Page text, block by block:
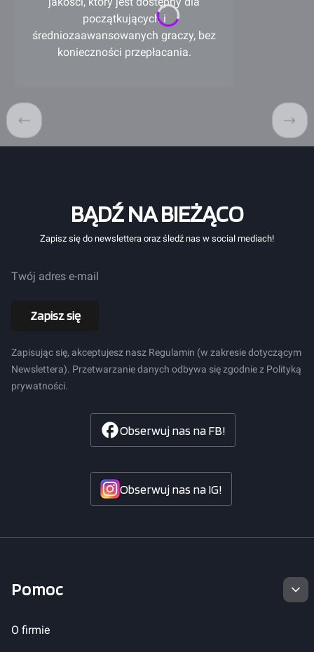
początkujących i
średniozaawansowanych graczy, bez
konieczności przepłacania.
BĄDŹ NA BIEŻĄCO
Zapisz się do newslettera oraz śledź nas w social mediach!
Twój adres e-mail
Zapisz się
Zapisując się, akceptujesz nasz Regulamin (w zakresie dotyczącym
Newslettera). Przetwarzanie danych odbywa się zgodnie z Polityką
prywatności.
Obserwuj nas na FB!
Obserwuj nas na IG!
Linki w stopce
Pomoc
O firmie